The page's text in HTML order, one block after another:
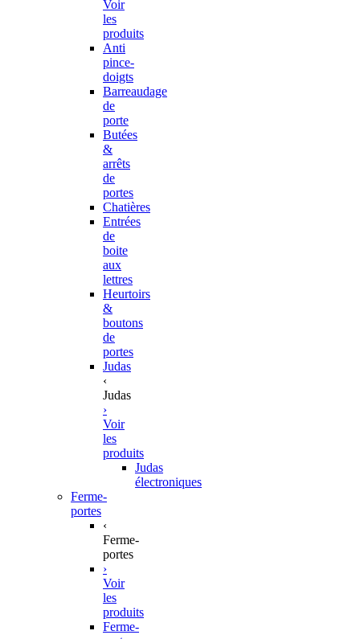
Voir
les
produits
Anti
pince-
doigts
Barreaudage
de
porte
Butées
&
arrêts
de
portes
Chatières
Entrées
de
boite
aux
lettres
Heurtoirs
&
boutons
de
portes
Judas
‹
Judas
›
Voir
les
produits
Judas
électroniques
Ferme-
portes
‹
Ferme-
portes
›
Voir
les
produits
Ferme-